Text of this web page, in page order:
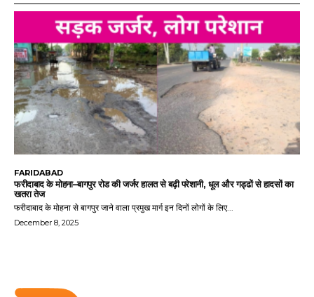
FARIDABAD
फरीदाबाद के मोहना–बागपुर रोड की जर्जर हालत से बढ़ी परेशानी, धूल और गड्ढों से हादसों का
खतरा तेज
फरीदाबाद के मोहना से बागपुर जाने वाला प्रमुख मार्ग इन दिनों लोगों के लिए...
December 8, 2025